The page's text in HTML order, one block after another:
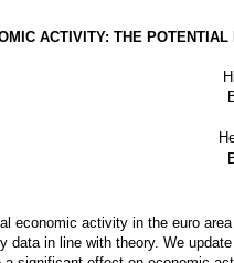
ACTIVITY: THE
economic activity in the euro
in line with theory. We